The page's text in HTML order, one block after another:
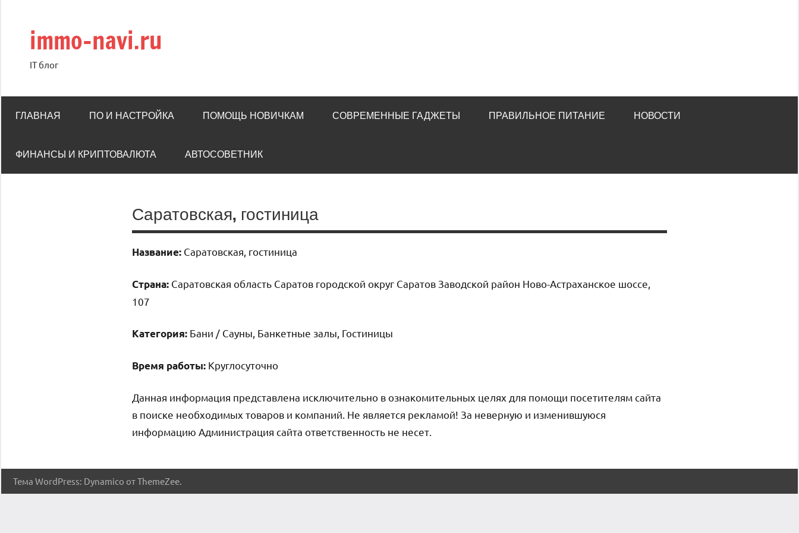
содержимому
immo-navi.ru
IT блог
ГЛАВНАЯ ПО И НАСТРОЙКА ПОМОЩЬ НОВИЧКАМ СОВРЕМЕННЫЕ ГАДЖЕТЫ ПРАВИЛЬНОЕ ПИТАНИЕ НОВОСТИ
ФИНАНСЫ И КРИПТОВАЛЮТА АВТОСОВЕТНИК
Саратовская, гостиница
Название: Саратовская, гостиница
Страна: Саратовская область Саратов городской округ Саратов Заводской район Ново-Астраханское шоссе,
107
Категория: Бани / Сауны, Банкетные залы, Гостиницы
Время работы: Круглосуточно
Данная информация представлена исключительно в ознакомительных целях для помощи посетителям сайта
в поиске необходимых товаров и компаний. Не является рекламой! За неверную и изменившуюся
информацию Администрация сайта ответственность не несет.
Тема WordPress: Dynamico от ThemeZee.